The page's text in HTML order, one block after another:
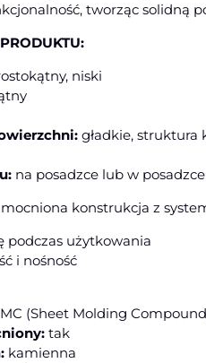
tworząc solidną
niski
gładkie, struktura
na posadzce lub w posadzce
konstrukcja z
podczas użytkowania
i nośność
(Sheet Molding
tak
kamienna